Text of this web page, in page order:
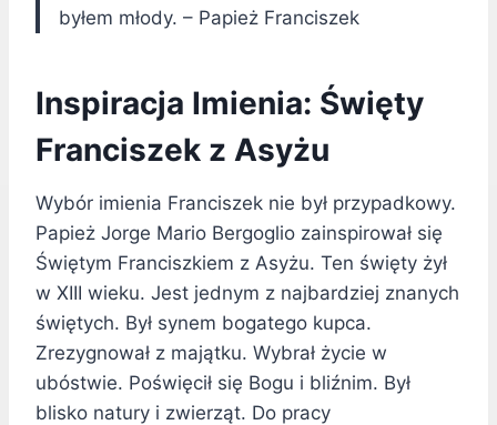
byłem młody. – Papież Franciszek
Inspiracja Imienia: Święty
Franciszek z Asyżu
Wybór imienia Franciszek nie był przypadkowy.
Papież Jorge Mario Bergoglio zainspirował się
Świętym Franciszkiem z Asyżu. Ten święty żył
w XIII wieku. Jest jednym z najbardziej znanych
świętych. Był synem bogatego kupca.
Zrezygnował z majątku. Wybrał życie w
ubóstwie. Poświęcił się Bogu i bliźnim. Był
blisko natury i zwierząt. Do pracy